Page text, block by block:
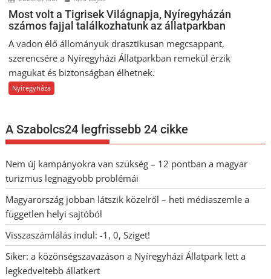
Most volt a Tigrisek Világnapja, Nyíregyházán
számos fajjal találkozhatunk az állatparkban
A vadon élő állományuk drasztikusan megcsappant,
szerencsére a Nyíregyházi Állatparkban remekül érzik
magukat és biztonságban élhetnek.
Nyíregyháza
A Szabolcs24 legfrissebb 24 cikke
Nem új kampányokra van szükség – 12 pontban a magyar
turizmus legnagyobb problémái
Magyarország jobban látszik közelről – heti médiaszemle a
független helyi sajtóból
Visszaszámlálás indul: -1, 0, Sziget!
Siker: a közönségszavazáson a Nyíregyházi Állatpark lett a
legkedveltebb állatkert